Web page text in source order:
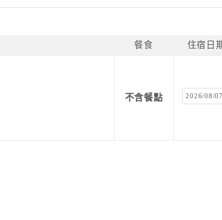
餐食 住宿日
不含餐點 2026/08/07